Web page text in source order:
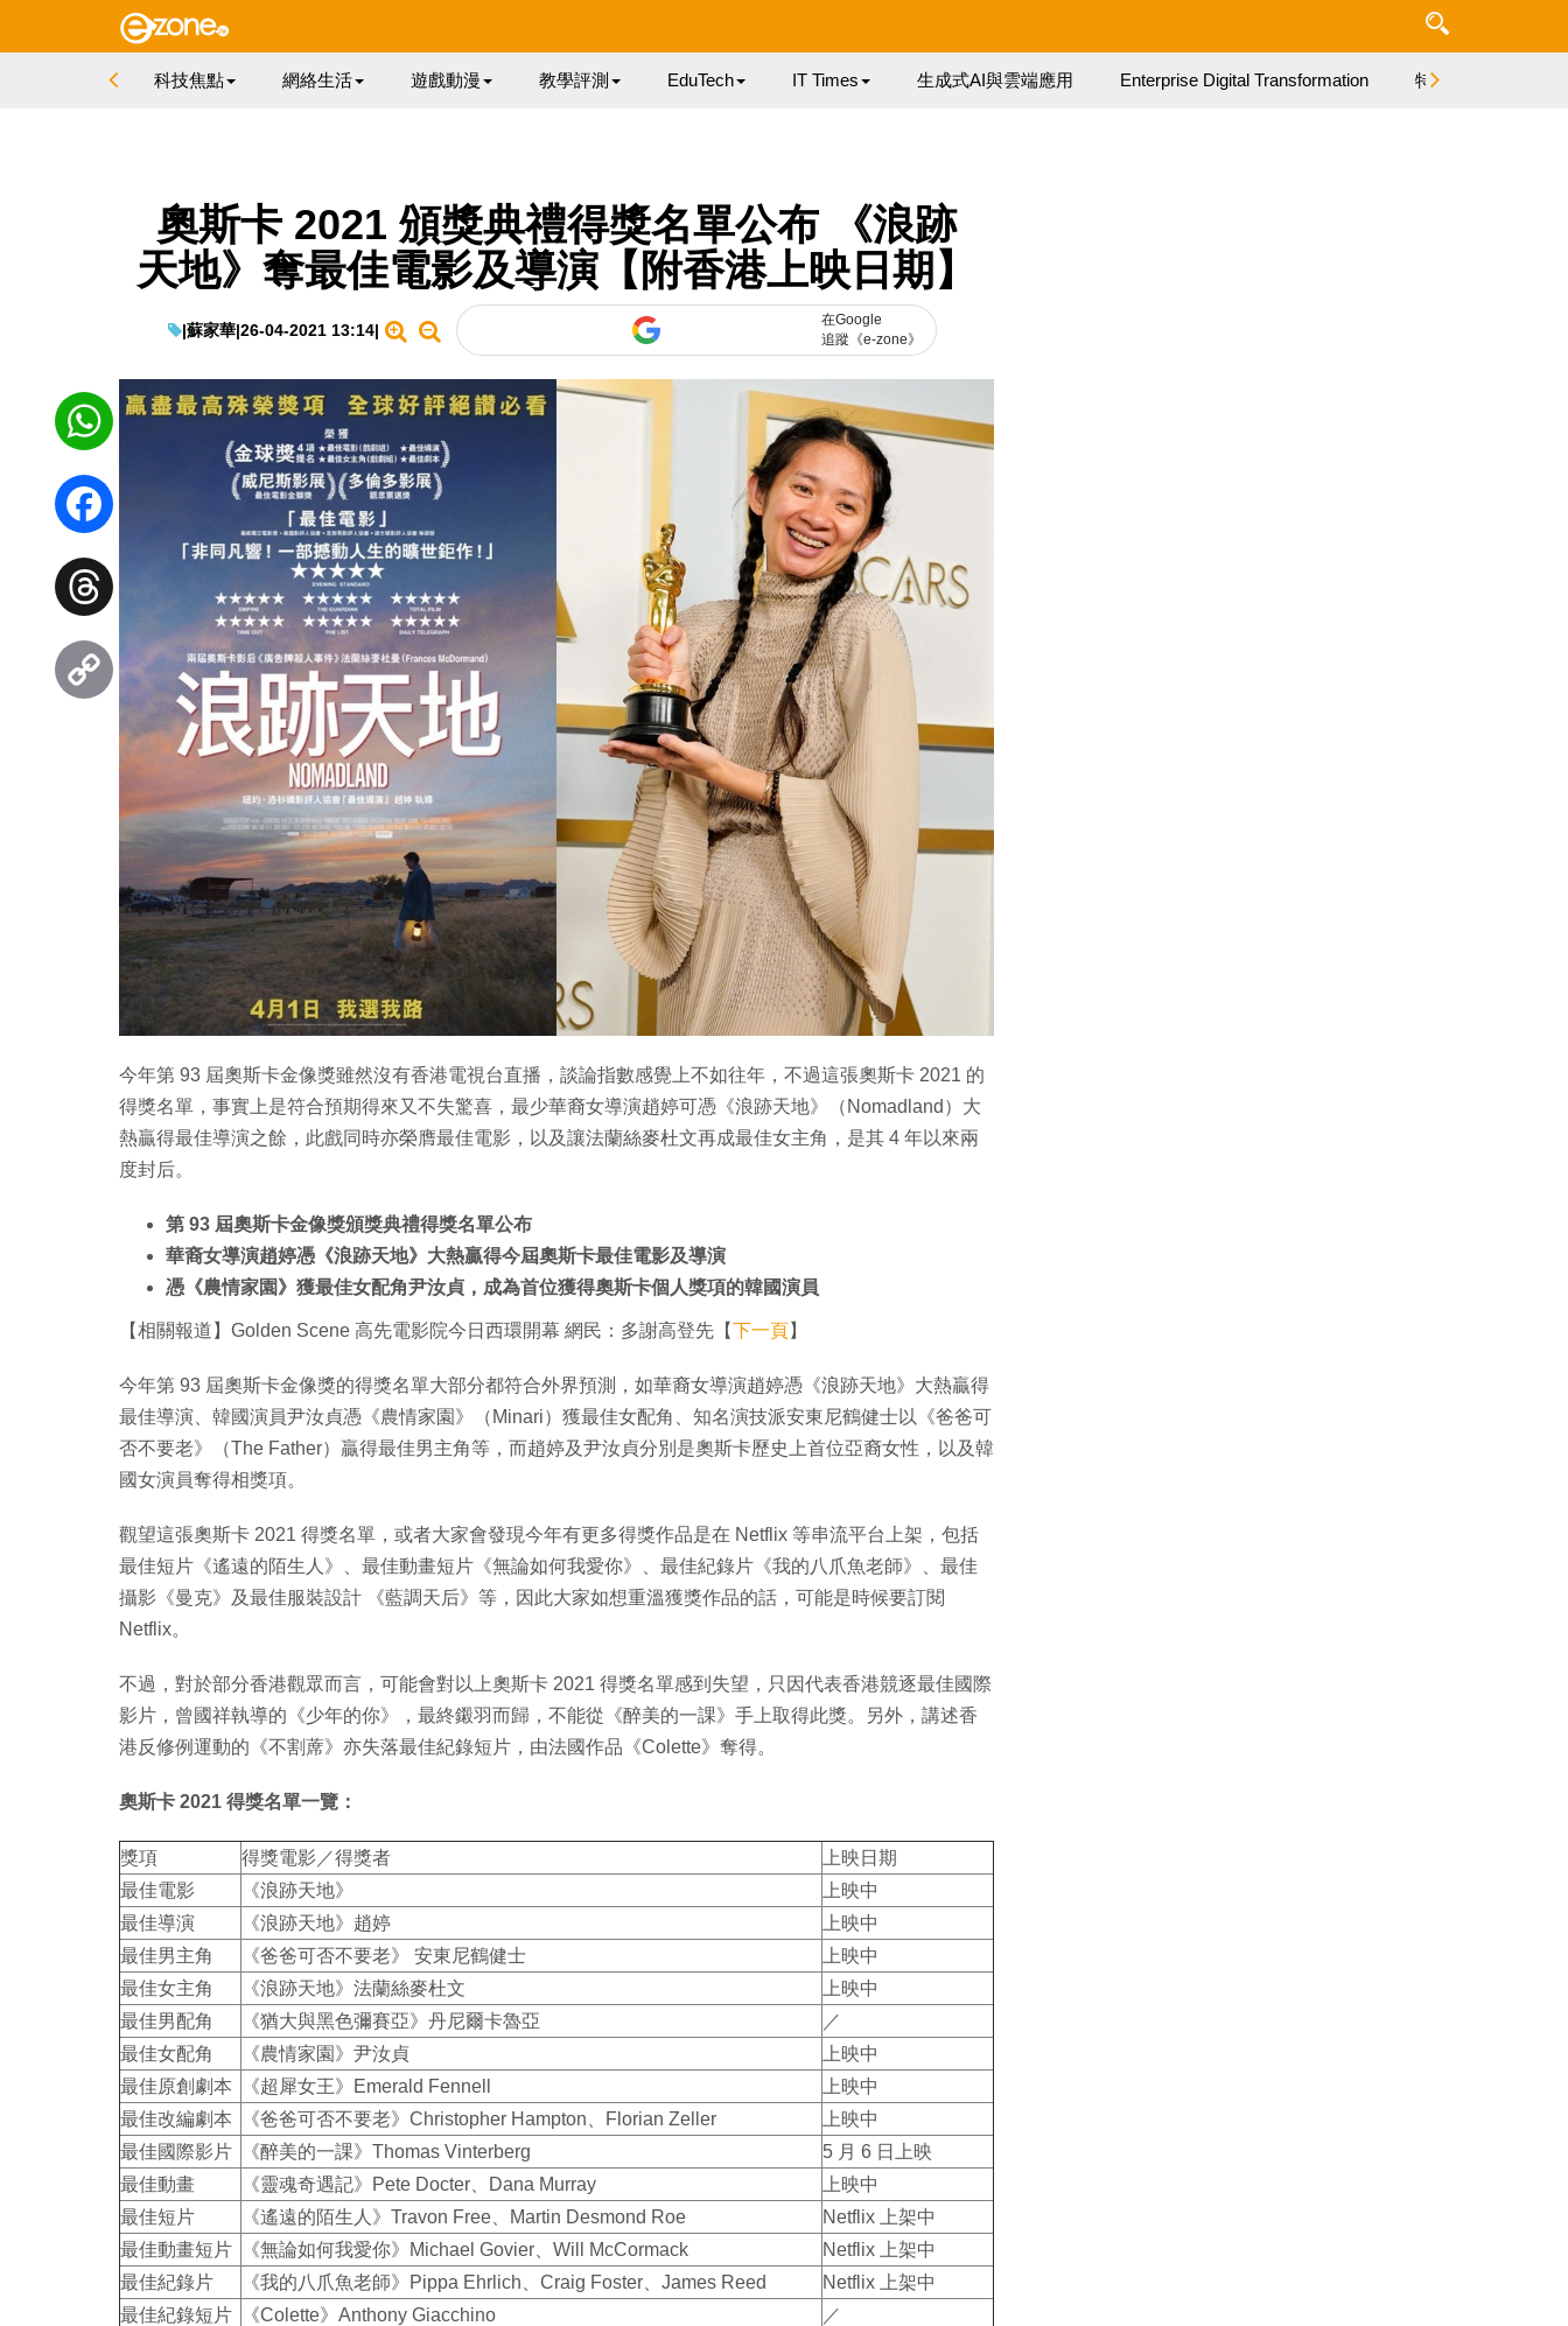
科技焦點 網絡生活 遊戲動漫 教學評測 EduTech IT Times 生成式AI與雲端應用 Enterprise Digital Transformation 特集
奧斯卡 2021 頒獎典禮得獎名單公布 《浪跡
天地》奪最佳電影及導演【附香港上映日期】
|蘇家華|26-04-2021 13:14|
在Google
追蹤《e-zone》
今年第 93 屆奧斯卡金像獎雖然沒有香港電視台直播，談論指數感覺上不如往年，不過這張奧斯卡 2021 的
得獎名單，事實上是符合預期得來又不失驚喜，最少華裔女導演趙婷可憑《浪跡天地》（Nomadland）大
熱贏得最佳導演之餘，此戲同時亦榮膺最佳電影，以及讓法蘭絲麥杜文再成最佳女主角，是其 4 年以來兩
度封后。
第 93 屆奧斯卡金像獎頒獎典禮得獎名單公布
華裔女導演趙婷憑《浪跡天地》大熱贏得今屆奧斯卡最佳電影及導演
憑《農情家園》獲最佳女配角尹汝貞，成為首位獲得奧斯卡個人獎項的韓國演員
【相關報道】Golden Scene 高先電影院今日西環開幕 網民：多謝高登先【下一頁】
今年第 93 屆奧斯卡金像獎的得獎名單大部分都符合外界預測，如華裔女導演趙婷憑《浪跡天地》大熱贏得
最佳導演、韓國演員尹汝貞憑《農情家園》（Minari）獲最佳女配角、知名演技派安東尼鶴健士以《爸爸可
否不要老》（The Father）贏得最佳男主角等，而趙婷及尹汝貞分別是奧斯卡歷史上首位亞裔女性，以及韓
國女演員奪得相獎項。
觀望這張奧斯卡 2021 得獎名單，或者大家會發現今年有更多得獎作品是在 Netflix 等串流平台上架，包括
最佳短片《遙遠的陌生人》、最佳動畫短片《無論如何我愛你》、最佳紀錄片《我的八爪魚老師》、最佳
攝影《曼克》及最佳服裝設計 《藍調天后》等，因此大家如想重溫獲獎作品的話，可能是時候要訂閱
Netflix。
不過，對於部分香港觀眾而言，可能會對以上奧斯卡 2021 得獎名單感到失望，只因代表香港競逐最佳國際
影片，曾國祥執導的《少年的你》，最終鎩羽而歸，不能從《醉美的一課》手上取得此獎。另外，講述香
港反修例運動的《不割蓆》亦失落最佳紀錄短片，由法國作品《Colette》奪得。
奧斯卡 2021 得獎名單一覽：
獎項 得獎電影／得獎者
上映日期
最佳電影
《浪跡天地》
上映中
最佳導演
《浪跡天地》趙婷
上映中
最佳男主角
《爸爸可否不要老》 安東尼鶴健士
上映中
最佳女主角
《浪跡天地》法蘭絲麥杜文
上映中
最佳男配角
《猶大與黑色彌賽亞》丹尼爾卡魯亞
／
最佳女配角
《農情家園》尹汝貞
上映中
最佳原創劇本
《超犀女王》Emerald Fennell
上映中
最佳改編劇本
《爸爸可否不要老》Christopher Hampton、Florian Zeller
上映中
最佳國際影片
《醉美的一課》Thomas Vinterberg
5 月 6 日上映
最佳動畫
《靈魂奇遇記》Pete Docter、Dana Murray
上映中
最佳短片
《遙遠的陌生人》Travon Free、Martin Desmond Roe
Netflix 上架中
最佳動畫短片
《無論如何我愛你》Michael Govier、Will McCormack
Netflix 上架中
最佳紀錄片
《我的八爪魚老師》Pippa Ehrlich、Craig Foster、James Reed
Netflix 上架中
最佳紀錄短片
《Colette》Anthony Giacchino
／
WhatsApp
Facebook
Threads
Copy
Link